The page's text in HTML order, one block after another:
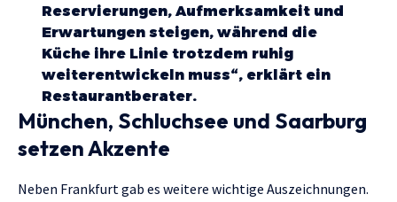
Reservierungen, Aufmerksamkeit und
Erwartungen steigen, während die
Küche ihre Linie trotzdem ruhig
weiterentwickeln muss“, erklärt ein
Restaurantberater.
München, Schluchsee und Saarburg
setzen Akzente
Neben Frankfurt gab es weitere wichtige Auszeichnungen.